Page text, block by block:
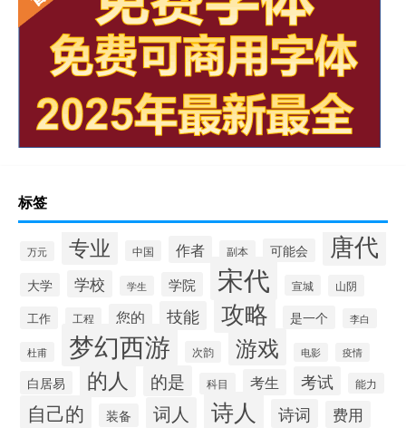
标签
万元 专业 中国 作者 副本 可能会 唐代
大学 学校 学生 学院 宋代 宣城 山阴
工作 工程 您的 技能 攻略 是一个 李白
杜甫 梦幻西游 次韵 游戏 电影 疫情
白居易 的人 的是 科目 考生 考试 能力
自己的 装备 词人 诗人 诗词 费用